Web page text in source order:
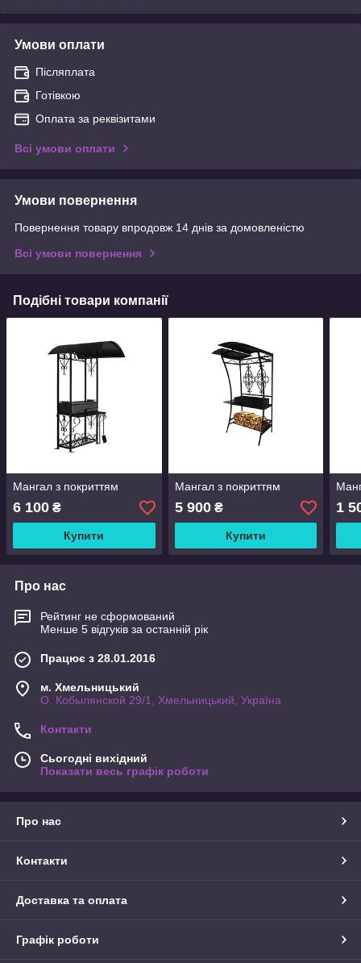
Умови оплати
Післяплата
Готівкою
Оплата за реквізитами
Всі умови оплати
Умови повернення
Повернення товару впродовж 14 днів за домовленістю
Всі умови повернення
Подібні товари компанії
Мангал з покриттям
6 100 ₴
Купити
Мангал з покриттям
5 900₴
Купити
1
Про нас
Рейтинг не сформований
Менше 5 відгуків за останній рік
Працює з 28.01.2016
м. Хмельницький
О. Кобылянской 29/1, Хмельницький, Україна
Контакти
Сьогодні вихідний
Показати весь графік роботи
Про нас
Контакти
Доставка та оплата
Графік роботи